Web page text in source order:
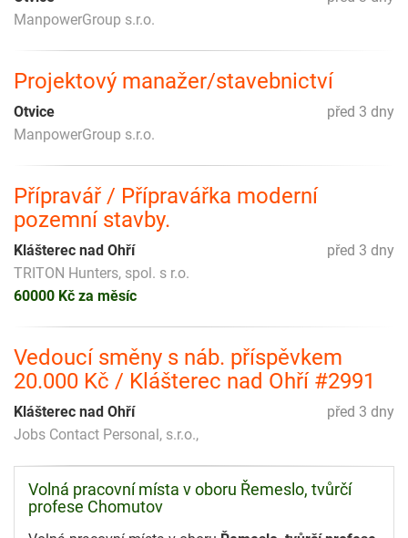
ManpowerGroup s.r.o.
Projektový manažer/stavebnictví
před 3 dny
Otvice
ManpowerGroup s.r.o.
Přípravář / Přípravářka moderní
pozemní stavby.
před 3 dny
Klášterec nad Ohří
TRITON Hunters, spol. s r.o.
60000 Kč za měsíc
Vedoucí směny s náb. příspěvkem
20.000 Kč / Klášterec nad Ohří #2991
před 3 dny
Klášterec nad Ohří
Jobs Contact Personal, s.r.o.,
Volná pracovní místa v oboru Řemeslo, tvůrčí
profese Chomutov